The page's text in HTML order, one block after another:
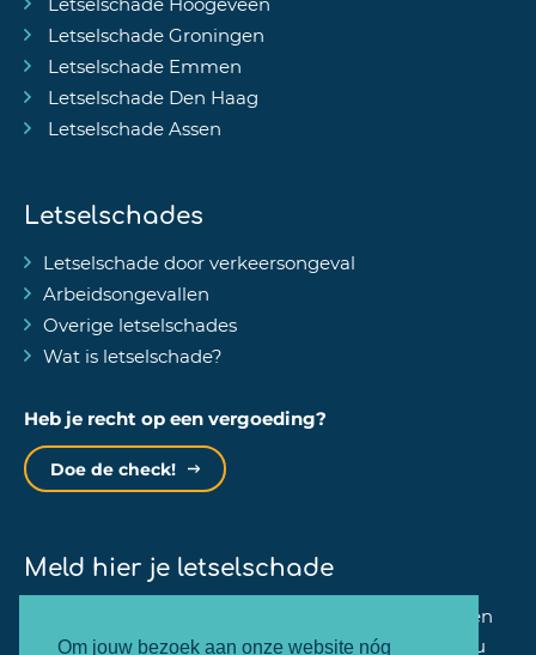
Om jouw bezoek aan onze website nóg
Letselschade Groningen
Letselschade Emmen
Letselschade Den Haag
Letselschade Assen
Letselschades
Letselschade door verkeersongeval
Arbeidsongevallen
Overige letselschades
Wat is letselschade?
Heb je recht op een vergoeding?
Doe de check!
Meld hier je letselschade
Binnen één minuut kan jij je zaak bij ons aanmelden
en zullen wij dezelfde werkdag nog contact met jou